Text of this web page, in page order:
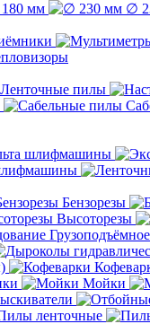
мм ∅
Ленточные пилы
шлифмашины
Бензорезы
Высоторезы
Мойки
ленточные